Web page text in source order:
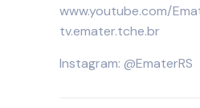
www.youtube.com/
tv.emater.tche.br
Instagram: @EmaterRS